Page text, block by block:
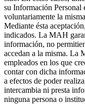
su Información Personal
voluntariamente la
Mediante ésta
indicados. La MAH
información, no
accedan a la misma. La
empleados en los que
contar con dicha
a efectos de poder
intercambia ni presta
ninguna persona o